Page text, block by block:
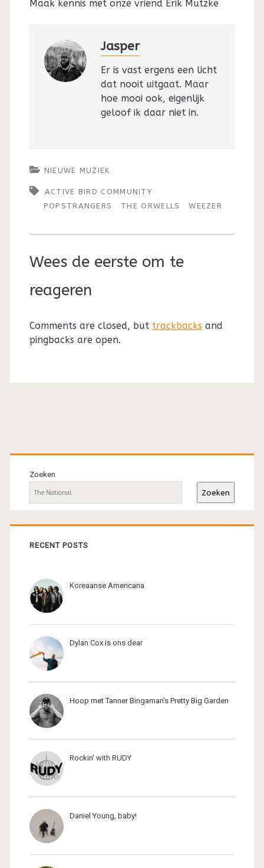
Maak kennis met onze vriend Erik Mutzke
Jasper
Er is vast ergens een licht
dat nooit uitgaat. Maar
hoe mooi ook, eigenlijk
geloof ik daar niet in.
NIEUWE MUZIEK
ACTIVE BIRD COMMUNITY
POPSTRANGERS
THE ORWELLS WEEZER
Wees de eerste om te
reageren
Comments are closed, but trackbacks and
pingbacks are open.
Primaire
sidebar
Zoeken
Zoeken
RECENT POSTS
Koreaanse Americana
Dylan Cox is ons dear
Hoop met Tanner Bingaman's Pretty Big Garden
Rockin' with RUDY
Daniel Young, baby!